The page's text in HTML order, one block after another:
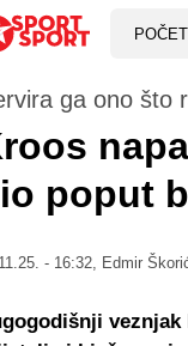
ga ono što
poput
- 16:32, Edmir